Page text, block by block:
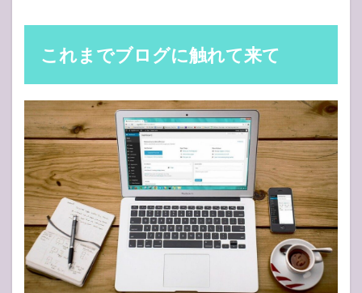
んで
結果
その
他の
成果
2.2
ブロ
グを
書く
メリ
ット
はこ
んな
にあ
る
これまでブログに触れて来て